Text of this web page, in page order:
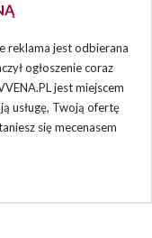
reklama jest odbierana
ogłoszenie coraz
jest miejscem
usługę, Twoją ofertę
się mecenasem